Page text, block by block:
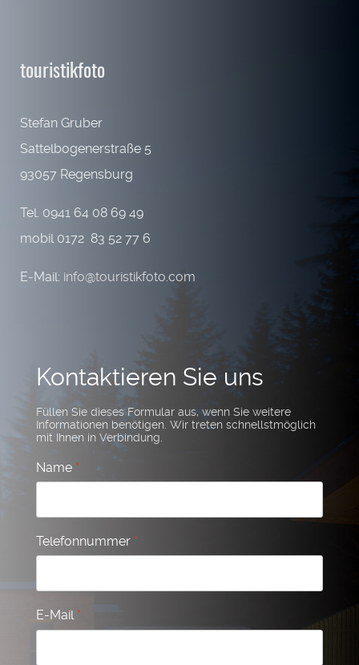
touristikfoto
Stefan Gruber
Sattelbogenerstraße 5
93057 Regensburg
Tel. 0941 64 08 69 49
mobil 0172 83 52 77 6
E-Mail: info@touristikfoto.com
Kontaktieren Sie uns
Füllen Sie dieses Formular aus, wenn Sie weitere
Informationen benötigen. Wir treten schnellstmöglich
mit Ihnen in Verbindung.
Name *
Telefonnummer *
E-Mail *